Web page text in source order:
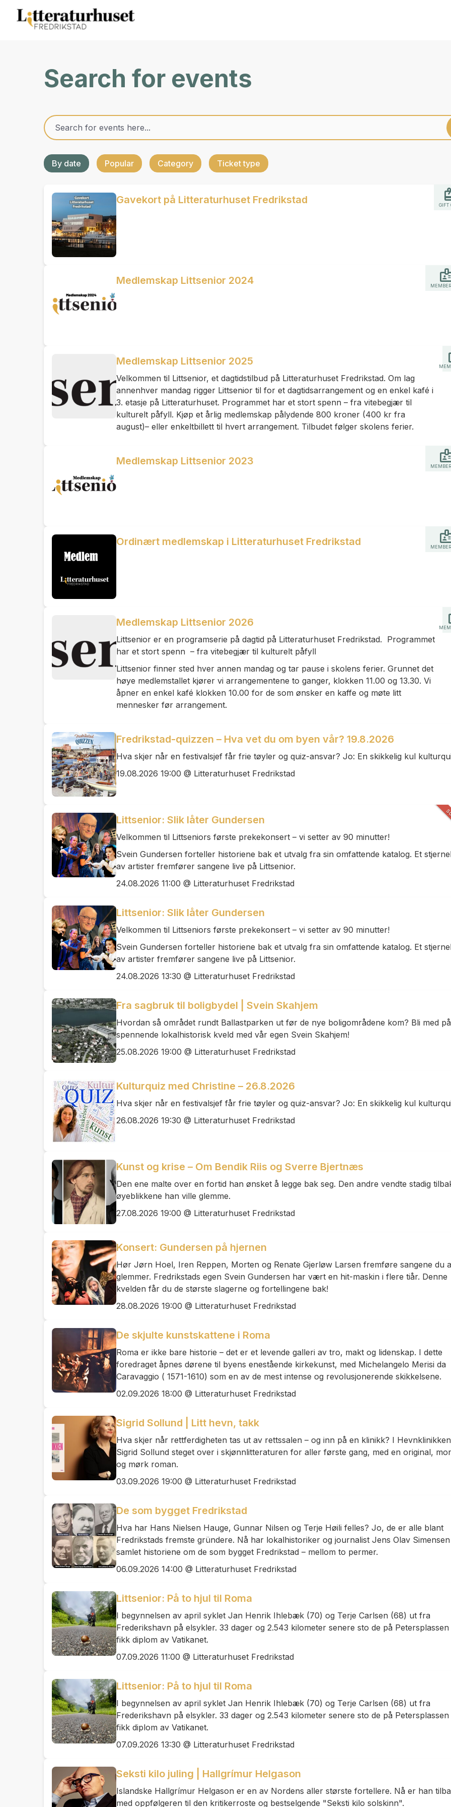
Search for events
By date Popular Category Ticket type
Gavekort på Litteraturhuset Fredrikstad GIFT
Medlemskap Littsenior 2024
Medlemskap Littsenior 2025
Velkommen til Littsenior, et dagtidstilbud på Litteraturhuset Fredrikstad. Om lag
annenhver mandag rigger Littsenior til for et dagtidsarrangement og en enkel kafé i
3. etasje på Litteraturhuset. Programmet har et stort spenn – fra vitebegjær til
kulturelt påfyll. Kjøp et årlig medlemskap pålydende 800 kroner (400 kr fra
august)– eller enkeltbillett til hvert arrangement. Tilbudet følger skolens ferier.
Medlemskap Littsenior 2023
Ordinært medlemskap i Litteraturhuset Fredrikstad
Medlemskap Littsenior 2026
Littsenior er en programserie på dagtid på Litteraturhuset Fredrikstad. Programmet
har et stort spenn – fra vitebegjær til kulturelt påfyll
Littsenior finner sted hver annen mandag og tar pause i skolens ferier. Grunnet det
høye medlemstallet kjører vi arrangementene to ganger, klokken 11.00 og 13.30. Vi
åpner en enkel kafé klokken 10.00 for de som ønsker en kaffe og møte litt
mennesker før arrangement.
Fredrikstad-quizzen – Hva vet du om byen vår? 19.8.2026
Hva skjer når en festivalsjef får frie tøyler og quiz-ansvar? Jo: En skikkelig kul
19.08.2026 19:00 @ Litteraturhuset Fredrikstad
Littsenior: Slik låter Gundersen
Velkommen til Littseniors første prekekonsert – vi setter av 90 minutter!
Svein Gundersen forteller historiene bak et utvalg fra sin omfattende katalog. Et
av artister fremfører sangene live på Littsenior.
24.08.2026 11:00 @ Litteraturhuset Fredrikstad
Littsenior: Slik låter Gundersen
Velkommen til Littseniors første prekekonsert – vi setter av 90 minutter!
Svein Gundersen forteller historiene bak et utvalg fra sin omfattende katalog. Et
av artister fremfører sangene live på Littsenior.
24.08.2026 13:30 @ Litteraturhuset Fredrikstad
Fra sagbruk til boligbydel | Svein Skahjem
Hvordan så området rundt Ballastparken ut før de nye boligområdene kom? Bli med
spennende lokalhistorisk kveld med vår egen Svein Skahjem!
25.08.2026 19:00 @ Litteraturhuset Fredrikstad
Kulturquiz med Christine – 26.8.2026
Hva skjer når en festivalsjef får frie tøyler og quiz-ansvar? Jo: En skikkelig kul
26.08.2026 19:30 @ Litteraturhuset Fredrikstad
Kunst og krise – Om Bendik Riis og Sverre Bjertnæs
Den ene malte over en fortid han ønsket å legge bak seg. Den andre vendte stadig
øyeblikkene han ville glemme.
27.08.2026 19:00 @ Litteraturhuset Fredrikstad
Konsert: Gundersen på hjernen
Hør Jørn Hoel, Iren Reppen, Morten og Renate Gjerløw Larsen fremføre sangene du
glemmer. Fredrikstads egen Svein Gundersen har vært en hit-maskin i flere tiår. Denne
kvelden får du de største slagerne og fortellingene bak!
28.08.2026 19:00 @ Litteraturhuset Fredrikstad
De skjulte kunstskattene i Roma
Roma er ikke bare historie – det er et levende galleri av tro, makt og lidenskap. I dette
foredraget åpnes dørene til byens enestående kirkekunst, med Michelangelo Merisi da
Caravaggio ( 1571-1610) som en av de mest intense og revolusjonerende skikkelsene.
02.09.2026 18:00 @ Litteraturhuset Fredrikstad
Sigrid Sollund | Litt hevn, takk
Hva skjer når rettferdigheten tas ut av rettssalen – og inn på en klinikk? I
Sigrid Sollund steget over i skjønnlitteraturen for aller første gang, med en original,
og mørk roman.
03.09.2026 19:00 @ Litteraturhuset Fredrikstad
De som bygget Fredrikstad
Hva har Hans Nielsen Hauge, Gunnar Nilsen og Terje Høili felles? Jo, de er alle blant
Fredrikstads fremste gründere. Nå har lokalhistoriker og journalist Jens Olav Simensen
samlet historiene om de som bygget Fredrikstad – mellom to permer.
06.09.2026 14:00 @ Litteraturhuset Fredrikstad
Littsenior: På to hjul til Roma
I begynnelsen av april syklet Jan Henrik Ihlebæk (70) og Terje Carlsen (68) ut fra
Frederikshavn på elsykler. 33 dager og 2.543 kilometer senere sto de på Petersplassen
fikk diplom av Vatikanet.
07.09.2026 11:00 @ Litteraturhuset Fredrikstad
Littsenior: På to hjul til Roma
I begynnelsen av april syklet Jan Henrik Ihlebæk (70) og Terje Carlsen (68) ut fra
Frederikshavn på elsykler. 33 dager og 2.543 kilometer senere sto de på Petersplassen
fikk diplom av Vatikanet.
07.09.2026 13:30 @ Litteraturhuset Fredrikstad
Seksti kilo juling | Hallgrímur Helgason
Islandske Hallgrímur Helgason er en av Nordens aller største fortellere. Nå er han
med oppfølgeren til den kritikerroste og bestselgende "Seksti kilo solskinn".